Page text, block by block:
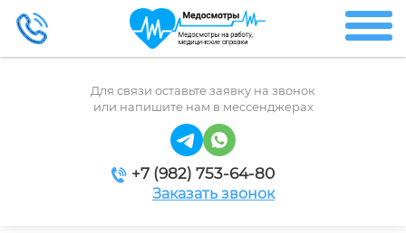
Для связи оставьте заявку на звонок
или напишите нам в мессенджерах
+7 (982) 753-64-80
Заказать звонок